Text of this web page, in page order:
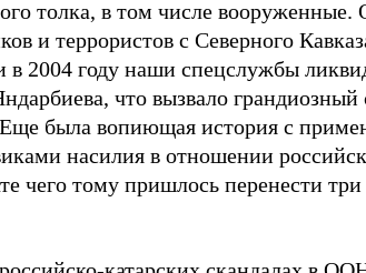
толка, в том числе вооруженные.
и террористов с Северного
в 2004 году наши спецслужбы
что вызвало грандиозный
была вопиющая история с
насилия в отношении
чего тому пришлось перенести